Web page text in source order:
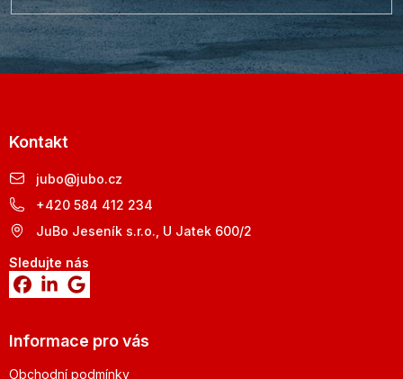
Kontakt
jubo@jubo.cz
+420 584 412 234
JuBo Jeseník s.r.o., U Jatek 600/2
Sledujte nás
Informace pro vás
Obchodní podmínky